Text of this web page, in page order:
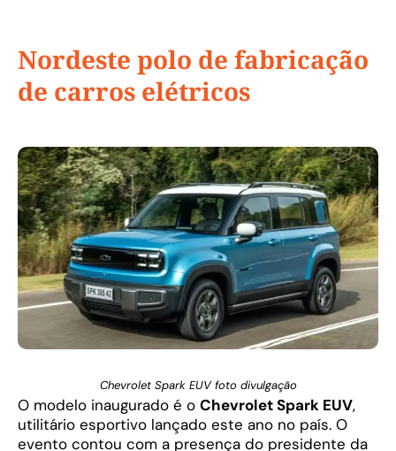
Nordeste polo de fabricação
de carros elétricos
Chevrolet Spark EUV foto divulgação
O modelo inaugurado é o Chevrolet Spark EUV,
utilitário esportivo lançado este ano no país. O
evento contou com a presença do presidente da